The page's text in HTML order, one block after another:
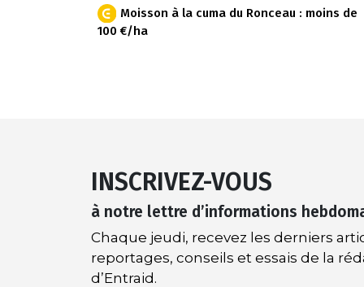
Moisson à la cuma du Ronceau : moins de
100 €/ha
INSCRIVEZ-VOUS
à notre lettre d’informations
Chaque jeudi, recevez les derniers
reportages, conseils et essais de la
d’Entraid.